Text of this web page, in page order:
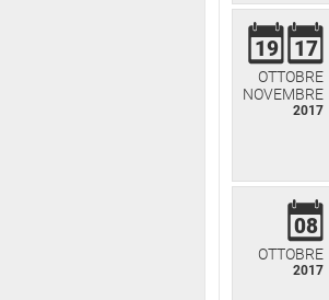
19 17
OTTOBRE
NOVEMBRE
2017
08
OTTOBRE
2017